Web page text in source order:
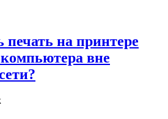
печать на принтере
компьютера вне